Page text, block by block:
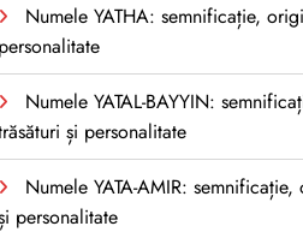
Numele YATHA: semnificație,
personalitate
Numele YATAL-BAYYIN:
și personalitate
Numele YATA-AMIR:
personalitate